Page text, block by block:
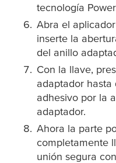
tecnología
Abra el
inserte la
del anillo
Con la llave,
adaptador
adhesivo por la
adaptador.
Ahora la parte
completamente
unión segura